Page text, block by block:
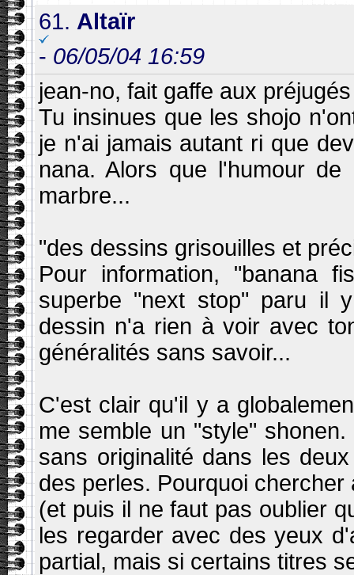
61. Altaïr
- 06/05/04 16:59
jean-no, fait gaffe aux
Tu insinues que les shojo
je n'ai jamais autant ri que
nana. Alors que l'humour
marbre...
"des dessins grisouilles et
Pour information, "banana
superbe "next stop" paru il
dessin n'a rien à voir avec
généralités sans savoir...
C'est clair qu'il y a
me semble un "style"
sans originalité dans les
des perles. Pourquoi
(et puis il ne faut pas oublier
les regarder avec des yeux
partial, mais si certains titres